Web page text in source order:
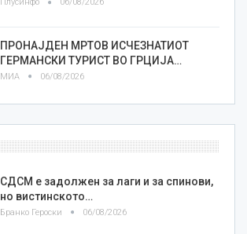
Плусинфо 06/08/2026
ПРОНАЈДЕН МРТОВ ИСЧЕЗНАТИОТ
ГЕРМАНСКИ ТУРИСТ ВО ГРЦИЈА…
МИА 06/08/2026
СДСМ е задолжен за лаги и за спинови,
но вистинското…
Бранко Героски 06/08/2026